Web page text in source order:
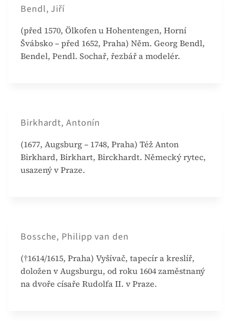
Bendl, Jiří
(před 1570, Ölkofen u Hohentengen, Horní
Švábsko – před 1652, Praha) Něm. Georg Bendl,
Bendel, Pendl. Sochař, řezbář a modelér.
Birkhardt, Antonín
(1677, Augsburg – 1748, Praha) Též Anton
Birkhard, Birkhart, Birckhardt. Německý rytec,
usazený v Praze.
Bossche, Philipp van den
(†1614/1615, Praha) Vyšívač, tapecír a kreslíř,
doložen v Augsburgu, od roku 1604 zaměstnaný
na dvoře císaře Rudolfa II. v Praze.